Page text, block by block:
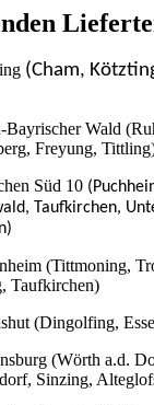
(Cham,
Bayrischer Wald
Freyung,
Süd 10
Taufkirchen,
(Tittmoning,
Taufkirchen)
(Dingolfing,
(Wörth a.d.
Sinzing,